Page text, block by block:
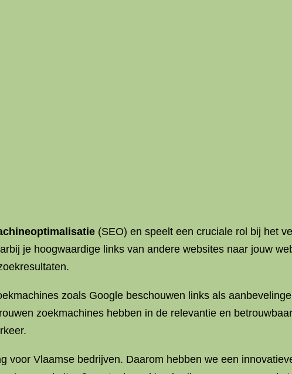
(SEO) en speelt een cruciale rol bij het
je hoogwaardige links van andere websites naar jouw
zoals Google beschouwen links als
zoekmachines hebben in de relevantie en
voor Vlaamse bedrijven. Daarom hebben we een